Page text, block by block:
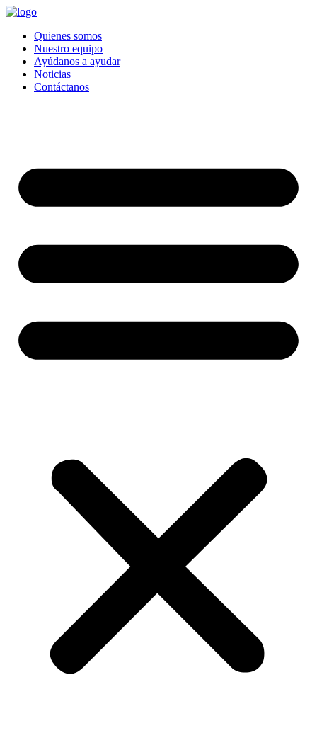
Quienes somos
Nuestro equipo
Ayúdanos a ayudar
Noticias
Contáctanos